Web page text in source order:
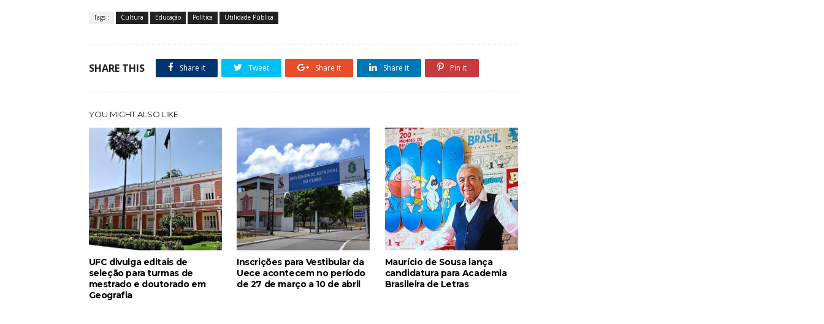
Tags : Cultura Educação Política Utilidade Pública
SHARE THIS Share it Tweet Share it Share it Pin it
YOU MIGHT ALSO LIKE
UFC divulga editais de
seleção para turmas de
mestrado e doutorado em
Geografia
Inscrições para Vestibular da
Uece acontecem no período
de 27 de março a 10 de abril
Maurício de Sousa lança
candidatura para Academia
Brasileira de Letras